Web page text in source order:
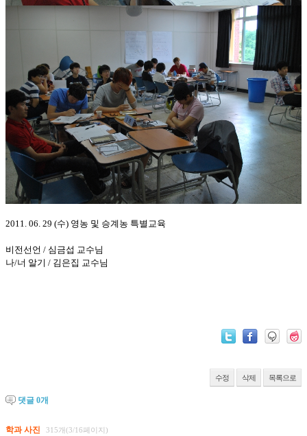
2011. 06. 29 (수) 영농 및 승계농 특별교육
비전선언 / 심금섭 교수님
나/너 알기 / 김은집 교수님
수정 삭제 목록으로
댓글 0개
학과 사진 315개(3/16페이지)